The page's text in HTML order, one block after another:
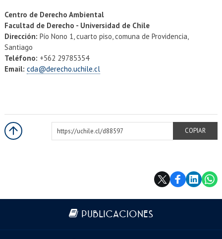
ADMISIÓN
BIBLIOTECAS
Académicos Estudiantes
Egresados Funcionarios
Centro de Derecho Ambiental
Facultad de Derecho - Universidad de Chile
Dirección: Pío Nono 1, cuarto piso, comuna de Providencia,
Santiago
Teléfono: +562 29785354
Email: cda@derecho.uchile.cl
https://uchile.cl/d88597
COPIAR
Más información
PUBLICACIONES